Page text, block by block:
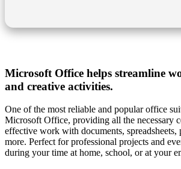
Microsoft Office helps streamline
and creative activities.
One of the most reliable and popular office
Microsoft Office, providing all the necessary
effective work with documents, spreadsheets,
more. Perfect for professional projects and
during your time at home, school, or at your